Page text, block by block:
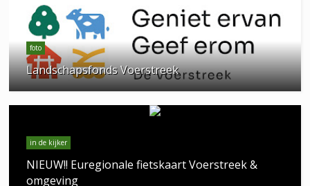
foto
Landschapsfonds Voerstreek
in de kijker
NIEUW!! Euregionale fietskaart Voerstreek &
omgeving